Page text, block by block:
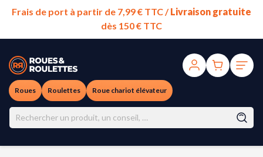
Frais de port à partir de 7,99 € TTC /Livraison gratuite
dès 150 € TTC
Roues Roulettes Roue chariot élévateur